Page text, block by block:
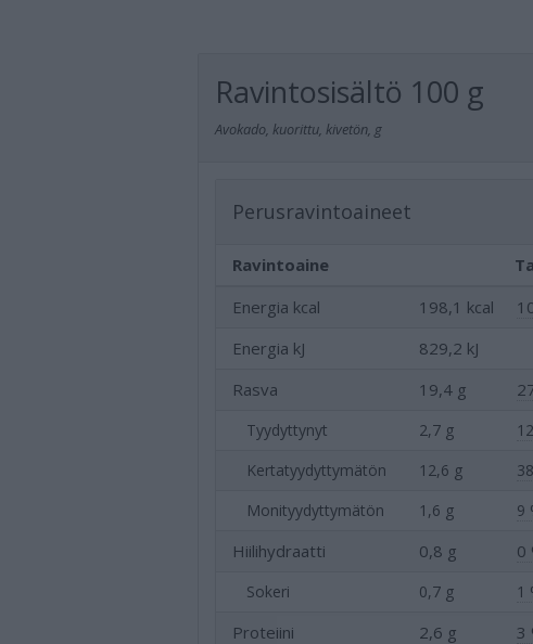
Ravintosisältö 100 g
Avokado, kuorittu, kivetön, g
Perusravintoaineet
Ravintoaine
Energia kcal
198,1 kcal
Energia kJ
829,2 kJ
Rasva
19,4 g
Tyydyttynyt 2,7 g
Kertatyydyttymätön
12,6 g
Monityydyttymätön
1,6 g 9
Hiilihydraatti 0,8 g 0
Sokeri 0,7 g 1
Proteiini 2,6 g
3